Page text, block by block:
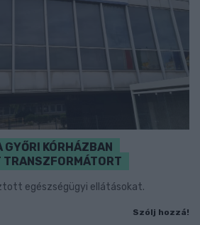
GYŐRI KÓRHÁZBAN
TRANSZFORMÁTORT
egészségügyi ellátásokat.
Szólj hozzá!